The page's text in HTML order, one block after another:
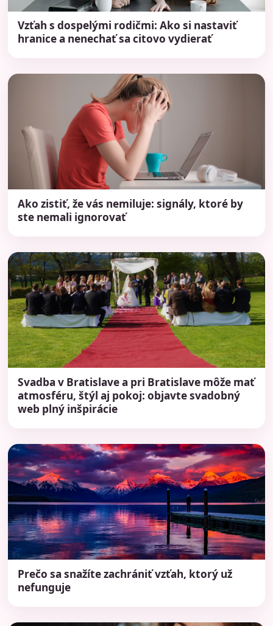
Vzťah s dospelými rodičmi: Ako si nastaviť
hranice a nenechať sa citovo vydierať
Ako zistiť, že vás nemiluje: signály, ktoré by
ste nemali ignorovať
Svadba v Bratislave a pri Bratislave môže mať
atmosféru, štýl aj pokoj: objavte svadobný
web plný inšpirácie
Prečo sa snažíte zachrániť vzťah, ktorý už
nefunguje